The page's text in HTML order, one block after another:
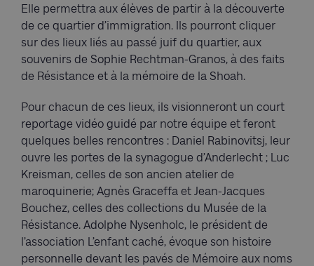
Elle permettra aux élèves de partir à la découverte
de ce quartier d’immigration. Ils pourront cliquer
sur des lieux liés au passé juif du quartier, aux
souvenirs de Sophie Rechtman-Granos, à des faits
de Résistance et à la mémoire de la Shoah.
Pour chacun de ces lieux, ils visionneront un court
reportage vidéo guidé par notre équipe et feront
quelques belles rencontres : Daniel Rabinovitsj, leur
ouvre les portes de la synagogue d’Anderlecht ; Luc
Kreisman, celles de son ancien atelier de
maroquinerie; Agnès Graceffa et Jean-Jacques
Bouchez, celles des collections du Musée de la
Résistance. Adolphe Nysenholc, le président de
l’association L’enfant caché, évoque son histoire
personnelle devant les pavés de Mémoire aux noms